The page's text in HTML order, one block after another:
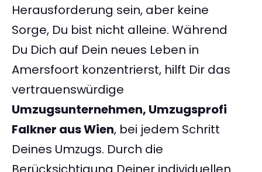
Herausforderung sein, aber keine
Sorge, Du bist nicht alleine. Während
Du Dich auf Dein neues Leben in
Amersfoort konzentrierst, hilft Dir das
vertrauenswürdige
Umzugsunternehmen, Umzugsprofi
Falkner aus Wien, bei jedem Schritt
Deines Umzugs. Durch die